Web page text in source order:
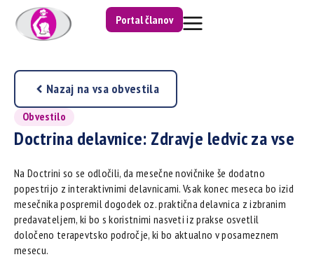
Portal članov
Nazaj na vsa obvestila
Obvestilo
Doctrina delavnice: Zdravje ledvic za vse
Na Doctrini so se odločili, da mesečne novičnike še dodatno
popestrijo z interaktivnimi delavnicami. Vsak konec meseca bo izid
mesečnika pospremil dogodek oz. praktična delavnica z izbranim
predavateljem, ki bo s koristnimi nasveti iz prakse osvetlil
določeno terapevtsko področje, ki bo aktualno v posameznem
mesecu.